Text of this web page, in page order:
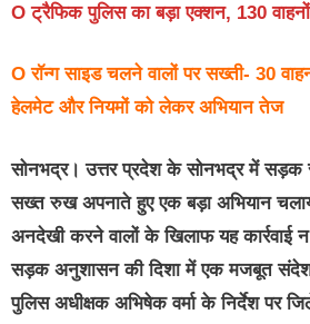
O ट्रैफिक पुलिस का बड़ा एक्शन, 130
O रॉन्ग साइड चलने वालों पर सख्ती- 30
हेलमेट और नियमों को लेकर अभियान तेज
सोनभद्र। उत्तर प्रदेश के सोनभद्र में सड़क
सख्त रुख अपनाते हुए एक बड़ा अभियान
अनदेखी करने वालों के खिलाफ यह कार्रवाई न
सड़क अनुशासन की दिशा में एक मजबूत
पुलिस अधीक्षक अभिषेक वर्मा के निर्देश पर